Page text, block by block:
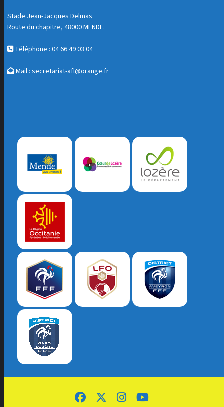
Stade Jean-Jacques Delmas
Route du chapitre, 48000 MENDE.
Téléphone : 04 66 49 03 04
Mail : secretariat-afl@orange.fr